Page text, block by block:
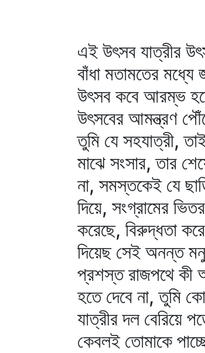
এই উৎসব যাত্রীর
বাঁধা মতামতের
উৎসব কবে আরম্ভ
উৎসবের আমন্ত্রণ
তুমি যে সহযাত্রী,
মাঝে সংসার, তার
না, সমস্তকেই যে
দিয়ে, সংগ্রামের
করেছে, বিরুদ্ধতা
দিয়েছ সেই অনন্ত
প্রশস্ত রাজপথে কী
হতে দেবে না, তুমি
যাত্রীর দল বেরিয়ে
কেবলই তোমাকে